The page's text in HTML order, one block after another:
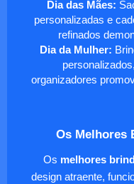
Dia das Mães:
personalizadas e
refinados
Dia da Mulher:
organizadores
Os Melhores
Os melhores
design atraente,